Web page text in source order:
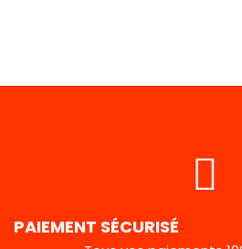
PAIEMENT SÉCURISÉ